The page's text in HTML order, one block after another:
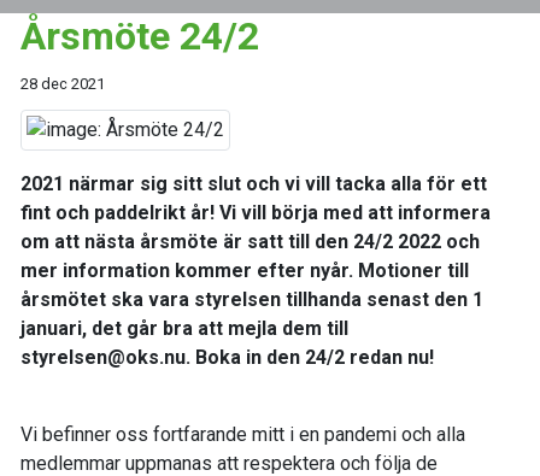
Årsmöte 24/2
28 dec 2021
2021 närmar sig sitt slut och vi vill tacka alla för ett
fint och paddelrikt år! Vi vill börja med att informera
om att nästa årsmöte är satt till den 24/2 2022 och
mer information kommer efter nyår. Motioner till
årsmötet ska vara styrelsen tillhanda senast den 1
januari, det går bra att mejla dem till
styrelsen@oks.nu. Boka in den 24/2 redan nu!
Vi befinner oss fortfarande mitt i en pandemi och alla
medlemmar uppmanas att respektera och följa de